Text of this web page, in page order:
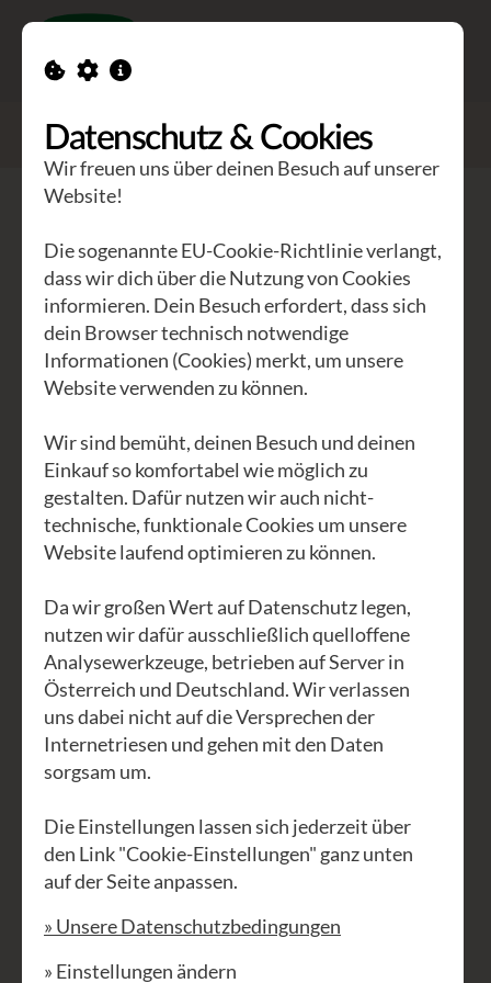
> Om, Oida! Entwurschteln mit Yoga
Yoga als Spielwiese .... ohne strikte
Schablonen. Achtsamkeit gelingt mit
freundlich-humorvoller Grundhaltung
bedeutend einfacher.
In schnellen Zeiten wie diesen wollen
wir in aller Herzlichkeit uns selbst auf
den Pelz rücken und geschmeidig
räkelnd auf der Yogamatte spüren, wie
wir Knoten für Knoten in uns lösen.
Tief atmen, strecken und dehnen – als
würde unser ganzer Körper genussvoll
gähnen. Wir schaffen Platz in uns selbst,
damit uns auch ums Herz leichter wird.
Wir schlagen Wurzeln in uns, bemerken
unsere Anwesenheit, statt unseren
Hirn baumeln zu lassen. Unserem
Gespür zuhörend stricken wir unsere
richtig guttut, die unseren Körper ruhig
und geschmeidig macht. Wir
Datenschutz & Cookies
Wir freuen uns über deinen Besuch auf unserer
Website!
Die sogenannte EU-Cookie-Richtlinie verlangt,
dass wir dich über die Nutzung von Cookies
informieren. Dein Besuch erfordert, dass sich
dein Browser technisch notwendige
Informationen (Cookies) merkt, um unsere
Website verwenden zu können.
Wir sind bemüht, deinen Besuch und deinen
Einkauf so komfortabel wie möglich zu
gestalten. Dafür nutzen wir auch nicht-
technische, funktionale Cookies um unsere
Website laufend optimieren zu können.
Da wir großen Wert auf Datenschutz legen,
nutzen wir dafür ausschließlich quelloffene
Analysewerkzeuge, betrieben auf Server in
Österreich und Deutschland. Wir verlassen
uns dabei nicht auf die Versprechen der
Internetriesen und gehen mit den Daten
sorgsam um.
Die Einstellungen lassen sich jederzeit über
den Link "Cookie-Einstellungen" ganz unten
auf der Seite anpassen.
» Unsere Datenschutzbedingungen
» Einstellungen ändern